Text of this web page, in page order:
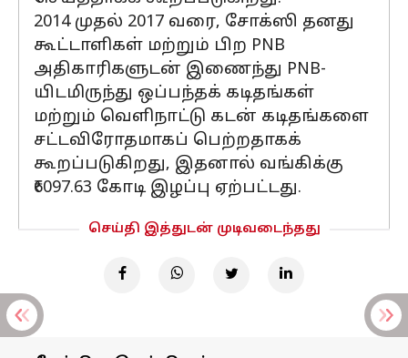
2014 முதல் 2017 வரை, சோக்ஸி தனது
கூட்டாளிகள் மற்றும் பிற PNB
அதிகாரிகளுடன் இணைந்து PNB-
யிடமிருந்து ஒப்பந்தக் கடிதங்கள்
மற்றும் வெளிநாட்டு கடன் கடிதங்களை
சட்டவிரோதமாகப் பெற்றதாகக்
கூறப்படுகிறது, இதனால் வங்கிக்கு
₹6097.63 கோடி இழப்பு ஏற்பட்டது.
செய்தி இத்துடன் முடிவடைந்தது